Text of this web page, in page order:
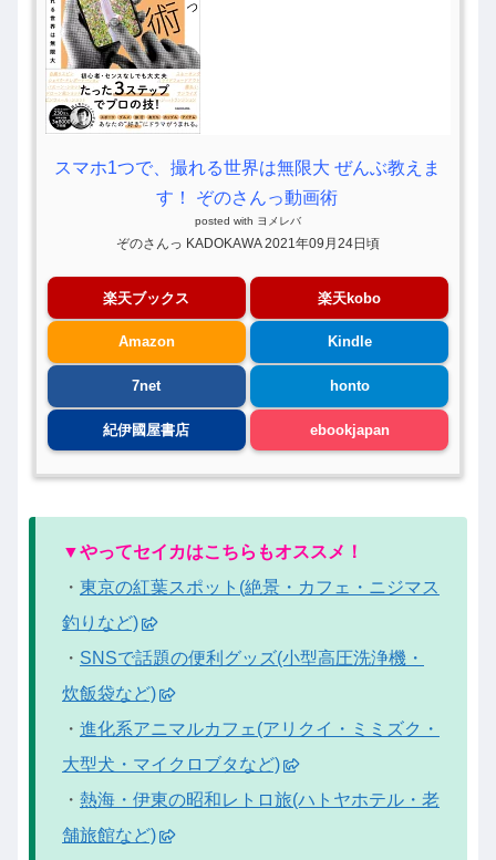
スマホ1つで、撮れる世界は無限大 ぜんぶ教えま
す！ ぞのさんっ動画術
posted with ヨメレバ
ぞのさんっ KADOKAWA 2021年09月24日頃
楽天ブックス 楽天kobo
Amazon Kindle
7net honto
紀伊國屋書店 ebookjapan
▼やってセイカはこちらもオススメ！
・ 東京の紅葉スポット(絶景・カフェ・ニジマス
釣りなど)
・ SNSで話題の便利グッズ(小型高圧洗浄機・
炊飯袋など)
・ 進化系アニマルカフェ(アリクイ・ミミズク・
大型犬・マイクロブタなど)
・ 熱海・伊東の昭和レトロ旅(ハトヤホテル・老
舗旅館など)